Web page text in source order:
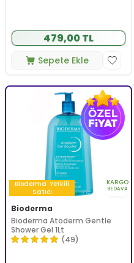
479,00 TL
Sepete Ekle
Bioderma Yetkili
Satıcı
KARGO
BEDAVA
Bioderma
Bioderma Atoderm Gentle
Shower Gel 1Lt
(49)